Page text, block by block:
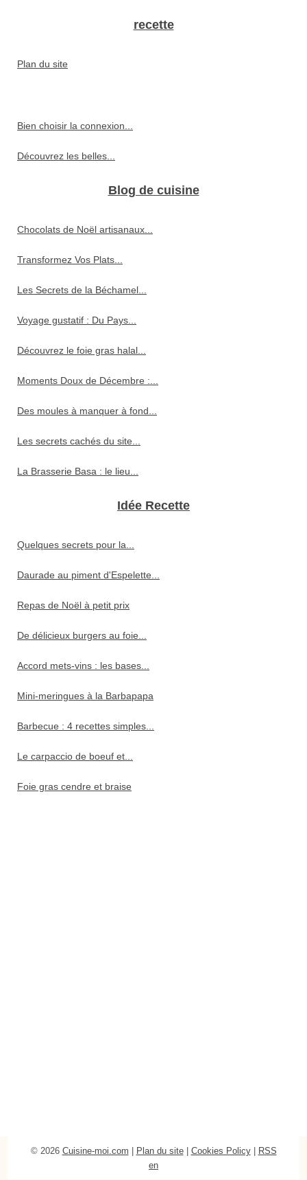
recette
Plan du site
Bien choisir la connexion...
Découvrez les belles...
Blog de cuisine
Chocolats de Noël artisanaux...
Transformez Vos Plats...
Les Secrets de la Béchamel...
Voyage gustatif : Du Pays...
Découvrez le foie gras halal...
Moments Doux de Décembre :...
Des moules à manquer à fond...
Les secrets cachés du site...
La Brasserie Basa : le lieu...
Idée Recette
Quelques secrets pour la...
Daurade au piment d'Espelette...
Repas de Noël à petit prix
De délicieux burgers au foie...
Accord mets-vins : les bases...
Mini-meringues à la Barbapapa
Barbecue : 4 recettes simples...
Le carpaccio de boeuf et...
Foie gras cendre et braise
© 2026 Cuisine-moi.com | Plan du site| Cookies Policy| RSS
en